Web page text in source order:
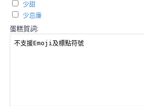
少甜
少忌廉
蛋糕賀詞: